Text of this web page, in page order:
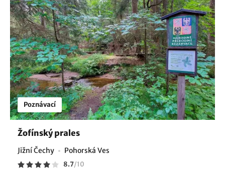
Poznávací
Žofínský prales
Jižní Čechy Pohorská Ves
8.7/10